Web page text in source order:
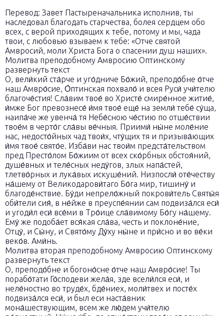
Перевод: Завет Пастыреначальника исполнив, ты
наследовал благодать старчества, болея сердцем обо
всех, с верой приходящих к тебе, потому и мы, чада
твои, с любовью взываем к тебе: «Отче святой
Амвросий, моли Христа Бога о спасении душ наших».
Молитва преподобному Амвросию Оптинскому
развернуть текст
О, вели́кий ста́рче и уго́дниче Бо́жий, преподо́бне о́тче
наш Амвро́сие, О́птинская похвало́ и всея Руси́ учи́телю
благоче́стия! Сла́вим твое́ во Христе́ смире́нное житие́,
и́мже Бог превознесе́ и́мя твое́ еще́ на земли́ тебе́ су́ща,
наипа́че же увенча́ тя Небе́сною че́стию по отше́ствии
твое́м в черто́г сла́вы ве́чныя. Приими́ ны́не моле́ние
нас, недосто́йных чад твои́х, чту́щих тя и призыва́ющих
и́мя твое́ свято́е. Изба́ви нас твои́м предста́тельством
пред Престо́лом Бо́жиим от всех ско́рбных обстоя́ний,
душе́вных и теле́сных неду́гов, злых напа́стей,
тлетво́рных и лука́вых искуше́ний. Низпосли́ оте́честву
на́шему от Великодарови́таго Бо́га мир, тишину́ и
благоде́нствие. Бу́ди непрело́жный покрови́тель Святы́я
оби́тели сия́, в не́йже в преуспе́янии сам подвиза́лся еси́
и угоди́л еси́ все́ми в Тро́ице сла́вимому Бо́гу на́шему.
Ему́ же подоба́ет вся́кая сла́ва, честь и поклоне́ние,
Отцу́, и Сы́ну, и Свято́му Ду́ху ны́не и при́сно и во ве́ки
веко́в. Ами́нь.
Молитва вторая преподобному Амвросию Оптинскому
развернуть текст
О, преподо́бне и богоно́сне о́тче наш Амвро́сие! Ты
порабо́тати Го́сподеви жела́я, зде всели́лся еси́, и
неле́ностно во труде́х, бде́ниех, моли́твех и посте́х
подвиза́лся еси́, и был еси наста́вник
мона́шествующим, всем же лю́дем учи́телю